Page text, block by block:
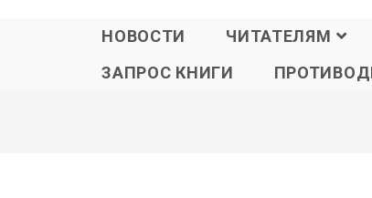
НОВОСТИ ЧИТАТЕЛЯМ
ЗАПРОС КНИГИ